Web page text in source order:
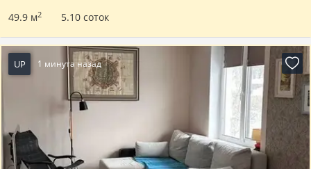
49.9 м2 5.10 соток
UP 1 минута назад